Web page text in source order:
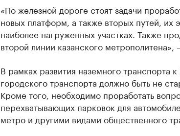
«По железной дороге стоят задачи
новых платформ, а также вторых путей, их
наиболее нагруженных участках. Также
второй линии казанского
В рамках развития наземного транспорта
городского транспорта должно быть не
Кроме того, необходимо проработать
перехватывающих парковок для
метро и другими видами общественного